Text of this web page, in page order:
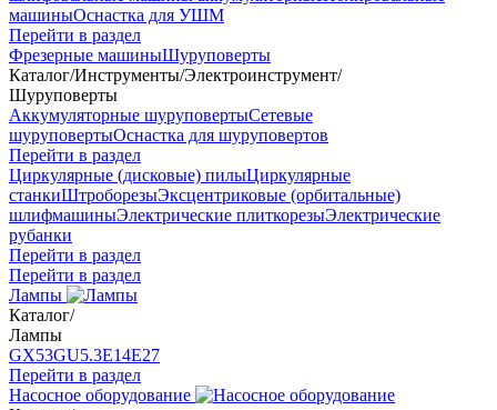
машиныОснастка для УШМ
Перейти в раздел
Фрезерные машиныШуруповерты
Каталог/Инструменты/Электроинструмент/
Шуруповерты
Аккумуляторные шуруповертыСетевые
шуруповертыОснастка для шуруповертов
Перейти в раздел
Циркулярные (дисковые) пилыЦиркулярные
станкиШтроборезыЭксцентриковые (орбитальные)
шлифмашиныЭлектрические плиткорезыЭлектрические
рубанки
Перейти в раздел
Перейти в раздел
Лампы
Каталог/
Лампы
GX53GU5.3Е14Е27
Перейти в раздел
Насосное оборудование